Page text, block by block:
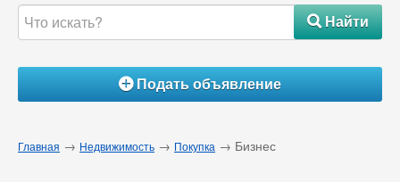
#Найти
ÁПодать объявление
Главная → Недвижимость → Покупка → Бизнес